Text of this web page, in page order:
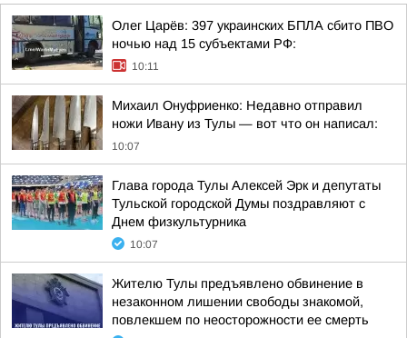
Олег Царёв: 397 украинских БПЛА сбито ПВО
ночью над 15 субъектами РФ:
10:11
Михаил Онуфриенко: Недавно отправил
ножи Ивану из Тулы — вот что он написал:
10:07
Глава города Тулы Алексей Эрк и депутаты
Тульской городской Думы поздравляют с
Днем физкультурника
10:07
Жителю Тулы предъявлено обвинение в
незаконном лишении свободы знакомой,
повлекшем по неосторожности ее смерть